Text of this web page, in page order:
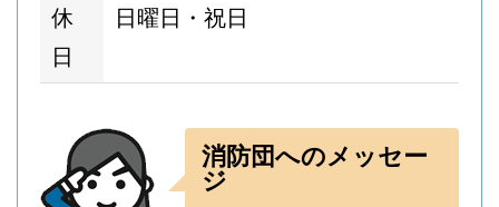
休
日
日曜日・祝日
消防団へのメッセー
ジ